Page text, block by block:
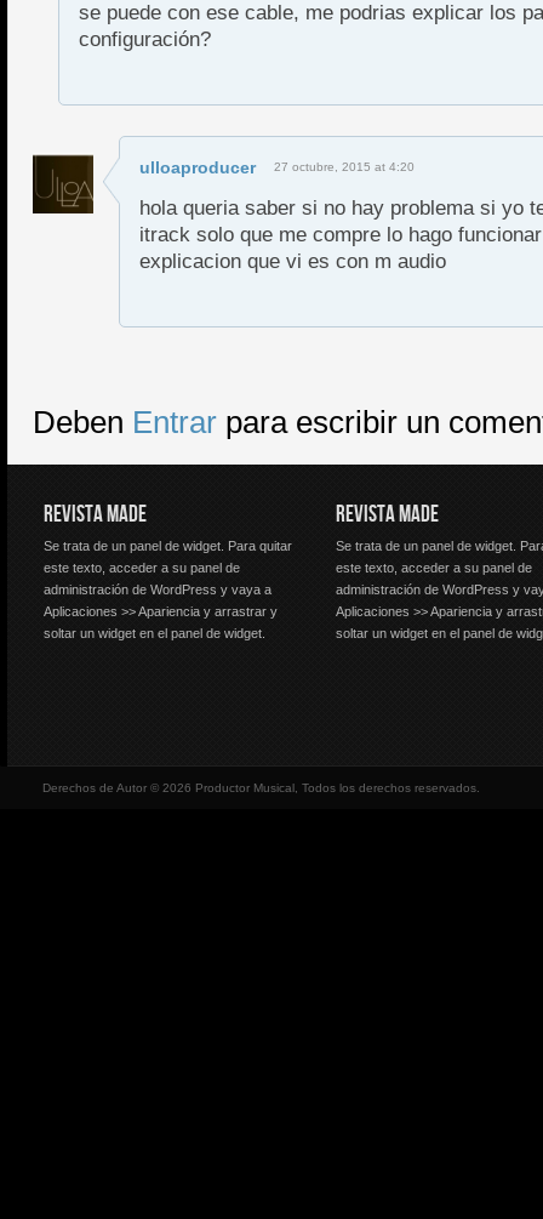
se puede con ese cable, me podrias explicar los
configuración?
ulloaproducer 27 octubre, 2015 at 4:20
hola queria saber si no hay problema si yo
itrack solo que me compre lo hago
explicacion que vi es con m audio
Deben Entrar para escribir un
REVISTA MADE
Se trata de un panel de widget. Para quitar
este texto, acceder a su panel de
administración de WordPress y vaya a
Aplicaciones >> Apariencia y arrastrar y
soltar un widget en el panel de widget.
REVISTA MADE
Se trata de un panel de widget.
este texto, acceder a su panel de
administración de WordPress y
Aplicaciones >> Apariencia y
soltar un widget en el panel de
Derechos de Autor © 2026 Productor Musical, Todos los derechos reservados.